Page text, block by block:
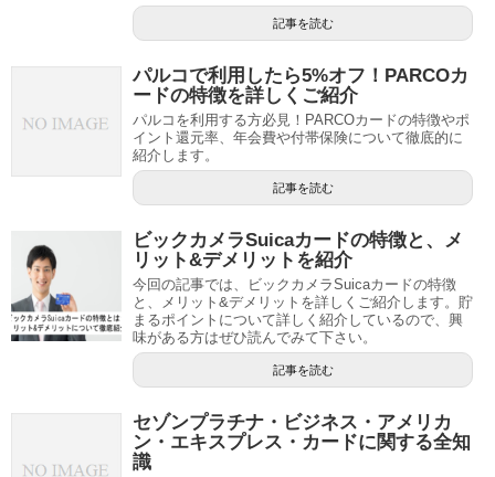
記事を読む
パルコで利用したら5%オフ！PARCOカ
ードの特徴を詳しくご紹介
パルコを利用する方必見！PARCOカードの特徴やポ
イント還元率、年会費や付帯保険について徹底的に
紹介します。
記事を読む
ビックカメラSuicaカードの特徴と、メ
リット&デメリットを紹介
今回の記事では、ビックカメラSuicaカードの特徴
と、メリット&デメリットを詳しくご紹介します。貯
まるポイントについて詳しく紹介しているので、興
味がある方はぜひ読んでみて下さい。
記事を読む
セゾンプラチナ・ビジネス・アメリカ
ン・エキスプレス・カードに関する全知
識